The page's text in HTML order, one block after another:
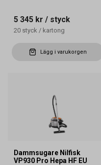
5 345 kr / styck
20 styck / kartong
Lägg i varukorgen
Dammsugare Nilfisk
VP930 Pro Hepa HF EU